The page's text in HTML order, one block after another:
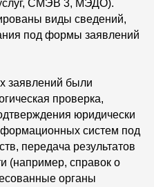
СМЭВ 3, МЭДО).
виды сведений,
под формы заявлений
заявлений были
проверка,
юридически
систем под
передача результатов
(например, справок о
органы